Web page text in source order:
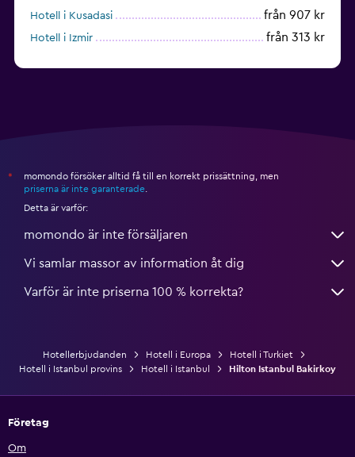
Hotell i Kusadasi från 907 kr
Hotell i Izmir från 313 kr
*
momondo försöker alltid få till en korrekt prissättning, men
priserna är inte garanterade
Detta är varför:
momondo är inte försäljaren
Vi samlar massor av information åt dig
Varför är inte priserna 100 % korrekta?
Hotellerbjudanden Hotell i Europa
Hotell i Turkiet
Hotell i Istanbul provins
Hotell i Istanbul Hilton Istanbul Bakirkoy
Företag
Om